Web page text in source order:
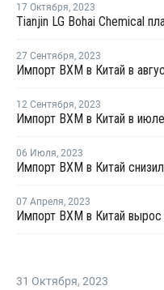
17 Октября, 2023
27 Сентября, 2023
Импорт ВХМ в Китай в
12 Сентября, 2023
Импорт ВХМ в Китай в июле
06 Июля, 2023
Импорт ВХМ в Китай
07 Апреля, 2023
Импорт ВХМ в Китай вырос
31 Октября, 2023